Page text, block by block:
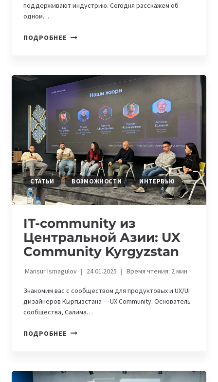
поддерживают индустрию. Сегодня расскажем об
одном…
ПОДРОБНЕЕ IT-
АЗИИ:
NU
WOMEN
SC
СТАТЬИ ВОЗМОЖНОСТИ ИНТЕРВЬЮ
IT-community из
Центральной Азии: UX
Community Kyrgyzstan
Mansur Ismagulov 24.01.2025 Время чтения: 2мин
Знакомим вас с сообществом для продуктовых и UX/UI
дизайнеров Кыргызстана — UX Community. Основатель
сообщества, Салима…
ПОДРОБНЕЕ IT-
АЗИИ: